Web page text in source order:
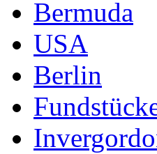
Bermuda
USA
Berlin